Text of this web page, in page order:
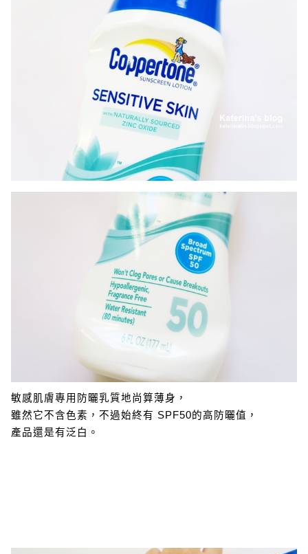
敏感肌膚專用防曬乳質地尚算薄身，
雖然它不含色素，不過始終有 SPF50的高防曬值，
產品還是有泛白。